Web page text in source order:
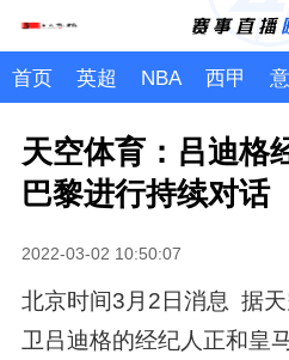
首页 英超 NBA 西甲
天空体育：吕迪格
巴黎进行持续对话
2022-03-02 10:50:07
北京时间3月2日消息 据
卫吕迪格的经纪人正和皇